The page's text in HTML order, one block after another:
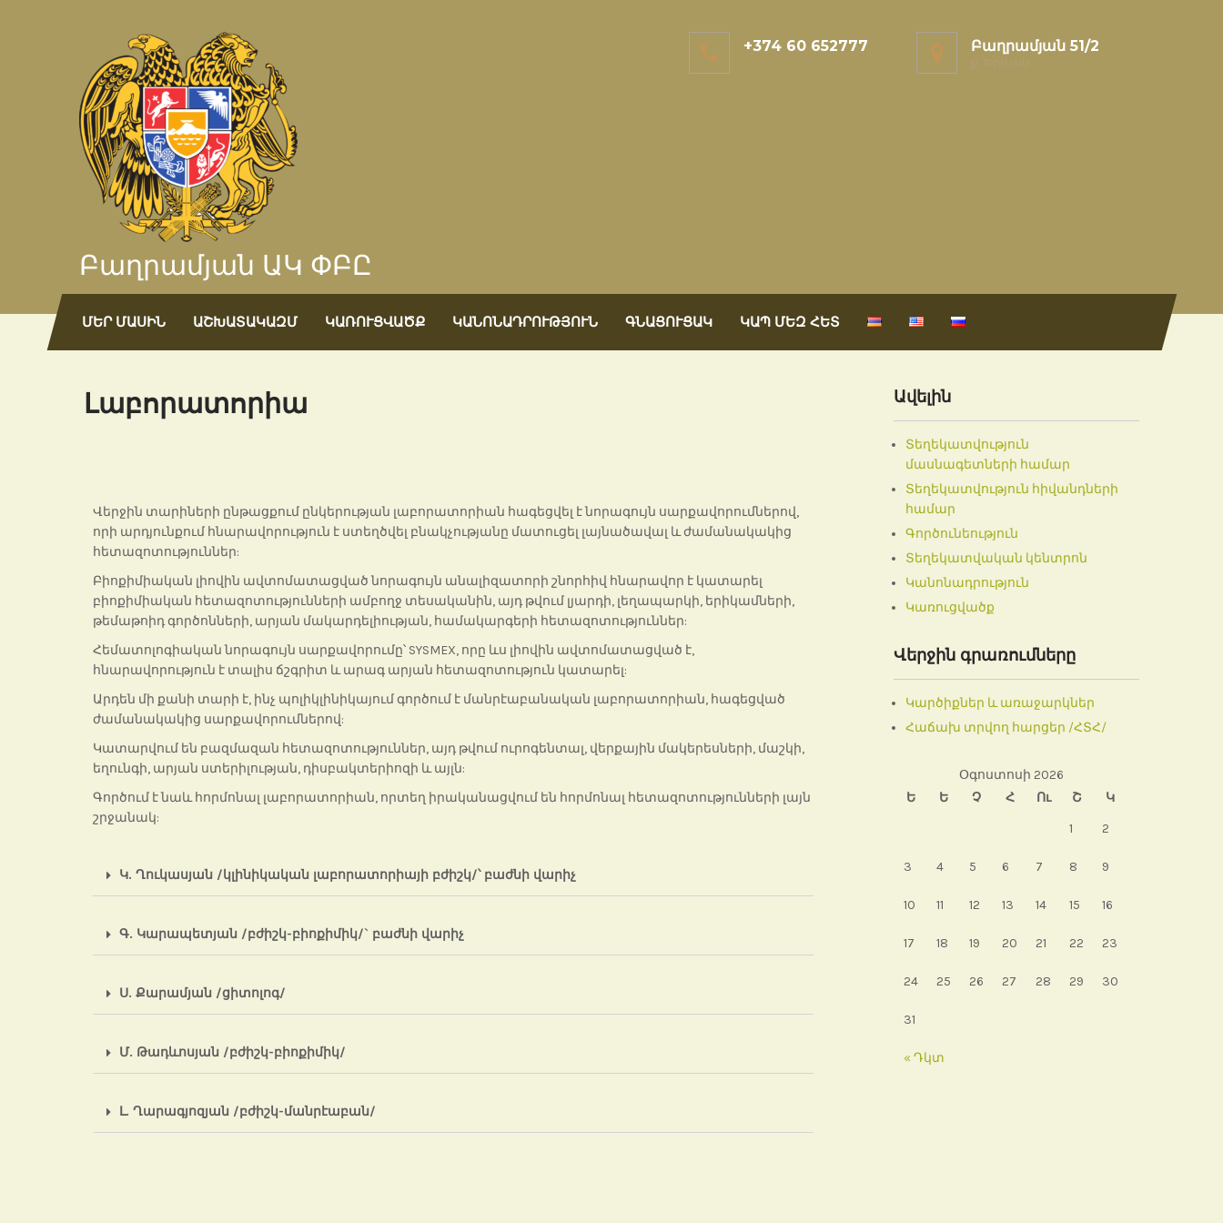
Բաղրամյան ԱԿ ՓԲԸ
Բաղրամյան 51/2
ք. Երևան
+374 60 652777
ՄԵՐ ՄԱՍԻՆ ԱՇԽԱՏԱԿԱԶՄ ԿԱՌՈՒՑՎԱԾՔ ԿԱՆՈՆԱԴՐՈՒԹՅՈՒՆ ԳՆԱՑՈՒՑԱԿ ԿԱՊ ՄԵԶ ՀԵՏ
Լաբորատորիա
Վերջին տարիների ընթացքում ընկերության լաբորատորիան հագեցվել է նորագույն սարքավորումներով,
որի արդյունքում հնարավորություն է ստեղծվել բնակչությանը մատուցել լայնածավալ և ժամանակակից
հետազոտություններ:
Բիոքիմիական լիովին ավտոմատացված նորագույն անալիզատորի շնորհիվ հնարավոր է կատարել
բիոքիմիական հետազոտությունների ամբողջ տեսականին, այդ թվում լյարդի, լեղապարկի, երիկամների,
թեմաթոիդ գործոնների, արյան մակարդելիության, համակարգերի հետազոտություններ:
Հեմատոլոգիական նորագույն սարքավորումը՝ SYSMEX, որը ևս լիովին ավտոմատացված է,
հնարավորություն է տալիս ճշգրիտ և արագ արյան հետազոտություն կատարել:
Արդեն մի քանի տարի է, ինչ պոլիկլինիկայում գործում է մանրէաբանական լաբորատորիան, հագեցված
ժամանակակից սարքավորումներով:
Կատարվում են բազմազան հետազոտություններ, այդ թվում ուրոգենտալ, վերքային մակերեսների, մաշկի,
եղունգի, արյան ստերիլության, դիսբակտերիոզի և այլն:
Գործում է նաև հորմոնալ լաբորատորիան, որտեղ իրականացվում են հորմոնալ հետազոտությունների լայն
շրջանակ:
Կ. Ղուկասյան /կլինիկական լաբորատորիայի բժիշկ/՝ բաժնի վարիչ
Գ. Կարապետյան /բժիշկ-բիոքիմիկ/` բաժնի վարիչ
Ս. Քարամյան /ցիտոլոգ/
Մ. Թադևոսյան /բժիշկ-բիոքիմիկ/
Լ. Ղարագյոզյան /բժիշկ-մանրէաբան/
Ավելին
Տեղեկատվություն
մասնագետների համար
Տեղեկատվություն հիվանդների
համար
Գործունեություն
Տեղեկատվական կենտրոն
Կանոնադրություն
Կառուցվածք
Վերջին գրառումները
Կարծիքներ և առաջարկներ
Հաճախ տրվող հարցեր /ՀՏՀ/
Օգոստոսի 2026
Ե
Ե Չ Հ Ու Շ Կ
« Դկտ
1 2
3 4 5 6 7 8 9
10 11 12 13 14 15 16
17 18 19 20 21 22 23
24 25 26 27 28 29 30
31